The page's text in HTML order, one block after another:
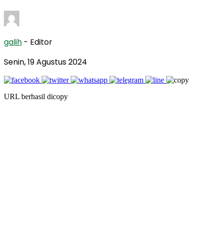
galih - Editor
Senin, 19 Agustus 2024
URL berhasil dicopy